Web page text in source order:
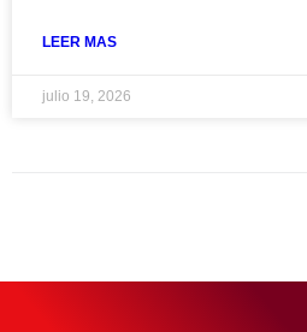
LEER MAS
julio 19, 2026